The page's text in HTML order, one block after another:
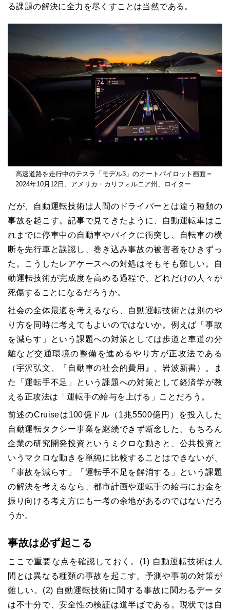
る課題の解決に全力を尽くすことは当然である。
高速道路を走行中のテスラ「モデル3」のオートパイロット画面＝
2024年10月12日、アメリカ・カリフォルニア州、ロイター
だが、自動運転技術は人間のドライバーとは違う種類の
事故を起こす。記事で見てきたように、自動運転車はこ
れまでに停車中の自動車やバイクに衝突し、自転車の横
断を先行車と誤認し、巻き込み事故の被害者をひきずっ
た。こうしたレアケースへの対処はそもそも難しい。自
動運転技術が完成度を高める過程で、どれだけの人々が
死傷することになるだろうか。
社会の全体最適を考えるなら、自動運転技術とは別のや
り方を同時に考えてもよいのではないか。例えば「事故
を減らす」という課題への対策としては歩道と車道の分
離など交通環境の整備を進めるやり方が正攻法である
（宇沢弘文、『自動車の社会的費用』、岩波新書）。ま
た「運転手不足」という課題への対策として経済学が教
える正攻法は「運転手の給与を上げる」ことだろう。
前述のCruiseは100億ドル（1兆5500億円）を投入した
自動運転タクシー事業を継続できず断念した。もちろん
企業の研究開発投資というミクロな動きと、公共投資と
いうマクロな動きを単純に比較することはできないが、
「事故を減らす」「運転手不足を解消する」という課題
の解決を考えるなら、都市計画や運転手の給与にお金を
振り向ける考え方にも一考の余地があるのではないだろ
うか。
事故は必ず起こる
ここで重要な点を確認しておく。(1) 自動運転技術は人
間とは異なる種類の事故を起こす。予測や事前の対策が
難しい。(2) 自動運転技術に関する事故に関わるデータ
は不十分で、安全性の検証は道半ばである。現状では自